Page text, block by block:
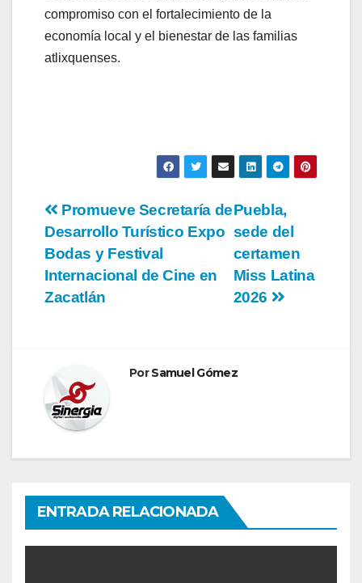
compromiso con el fortalecimiento de la
economía local y el bienestar de las familias
atlixquenses.
Navegación
de
entradas
Puebla,
sede del
certamen
Miss Latina
2026
Promueve Secretaría de
Desarrollo Turístico Expo
Bodas y Festival
Internacional de Cine en
Zacatlán
PorSamuel Gómez
ENTRADA RELACIONADA